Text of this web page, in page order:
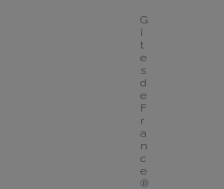
G
î
t
e
s
d
e
F
r
a
n
c
e
®